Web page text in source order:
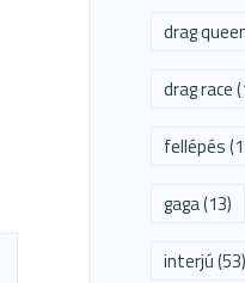
drag
drag race
fellépés
gaga(13)
interjú(53)